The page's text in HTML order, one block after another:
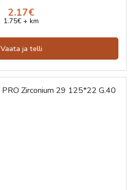
2.17€
1.75€ + km
Vaata ja telli